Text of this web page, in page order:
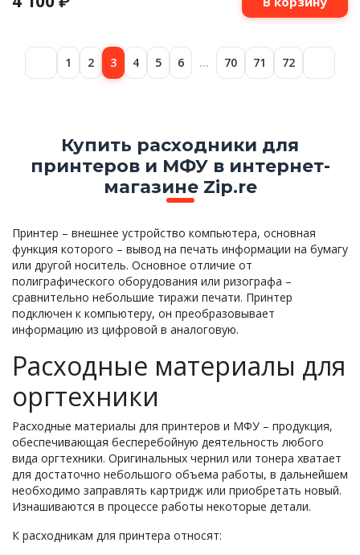
1 2 3 4 5 6 … 70 71 72
Купить расходники для
принтеров и МФУ в интернет-
магазине Zip.re
Принтер – внешнее устройство компьютера, основная
функция которого – вывод на печать информации на бумагу
или другой носитель. Основное отличие от
полиграфического оборудования или ризографа –
сравнительно небольшие тиражи печати. Принтер
подключен к компьютеру, он преобразовывает
информацию из цифровой в аналоговую.
Расходные материалы для
оргтехники
Расходные материалы для принтеров и МФУ – продукция,
обеспечивающая бесперебойную деятельность любого
вида оргтехники. Оригинальных чернил или тонера хватает
для достаточно небольшого объема работы, в дальнейшем
необходимо заправлять картридж или приобретать новый.
Изнашиваются в процессе работы некоторые детали.
К расходникам для принтера относят: